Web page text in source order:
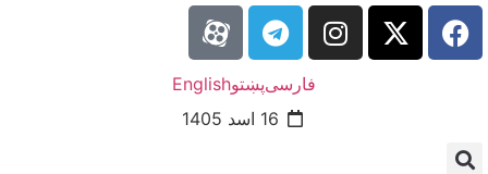
فارسیپښتوEnglish
16 اسد 1405